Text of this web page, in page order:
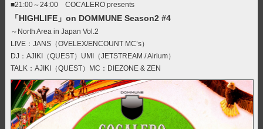
■21:00～24:00 COCALERO presents
「HIGHLIFE」on DOMMUNE Season2 #4
～North Area in Japan Vol.2
LIVE：JANS（OVELEX/ENCOUNT MC’s）
DJ：AJIKI（QUEST）UMI（JETSTREAM / Airium）
TALK：AJIKI（QUEST）MC：DIEZONE & ZEN